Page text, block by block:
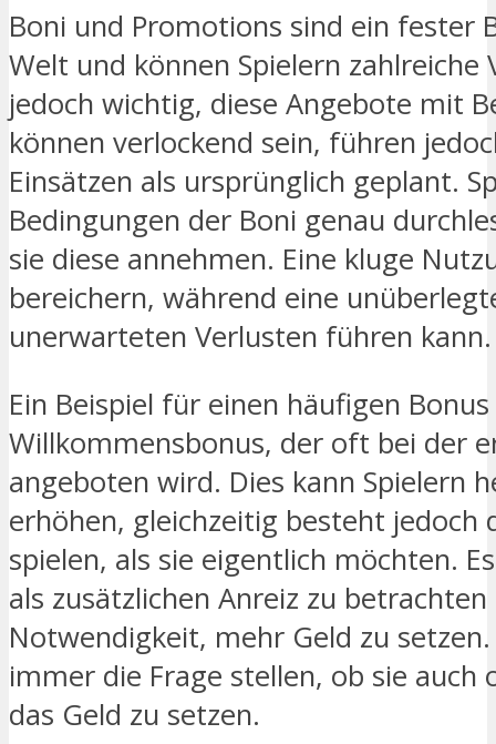
Boni und Promotions sind ein fester
Welt und können Spielern zahlreiche
jedoch wichtig, diese Angebote mit
können verlockend sein, führen
Einsätzen als ursprünglich geplant.
Bedingungen der Boni genau
sie diese annehmen. Eine kluge
bereichern, während eine
unerwarteten Verlusten führen kann.
Ein Beispiel für einen häufigen
Willkommensbonus, der oft bei der
angeboten wird. Dies kann Spielern
erhöhen, gleichzeitig besteht jedoch
spielen, als sie eigentlich möchten.
als zusätzlichen Anreiz zu
Notwendigkeit, mehr Geld zu
immer die Frage stellen, ob sie auch
das Geld zu setzen.